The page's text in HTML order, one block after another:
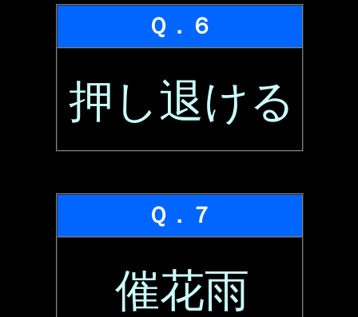
Ｑ．６
押し退ける
Ｑ．７
催花雨